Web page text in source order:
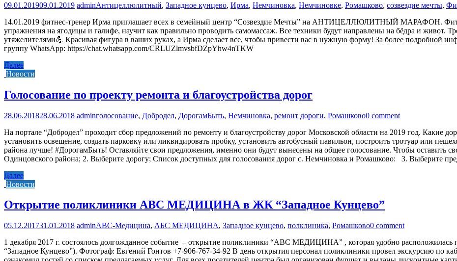
09.01.201909.01.2019 adminАнтицеллюлитный, Западное кунцево, Ирма, Немчиновка, Немчиновке, Ромашково, созвездие мечты,
14.01.2019 фитнес-тренер Ирма приглашает всех в семейный центр “Созвездие Мечты” на АНТИЦЕЛЛЮЛИТНЫЙ МАРАФОН.
упражнения на ягодицы и галифе, научит как правильно проводить самомассаж. Все техники будут направлены на бёдра и живот.
утяжелителями💪 Красивая фигура в ваших руках, а Ирма сделает все, чтобы привести вас в нужную форму! За более подробной
группу WhatsApp: https://chat.whatsapp.com/CRLUZlmvsbfDZpYhw4nTKW
Далее
Новости
Голосование по проекту ремонта и благоустройства дорог
28.06.201828.06.2018 adminголосование, Добродел, ДорогамБыть, Немчиновка, ремонт дороги, Ромашково0 comment
На портале “Добродел” проходит сбор предложений по ремонту и благоустройству дорог Московской области на 2019 год. Какие
установить освещение, создать парковку или ликвидировать пробку, установить автобусный павильон, построить тротуар или
района лучше! #ДорогамБыть! Оставляйте свои предложения, именно они будут вынесены на общее голосование. Чтобы оставить
Одинцовского района; 2. Выберите дорогу; Список доступных для голосования дорог с. Немчиновка и Ромашково: 3. Выберите
Далее
Новости
Открытие поликлиники ABC МЕДИЦИНА в ЖК “Западное Кунцево”
05.12.201731.01.2018 adminABC-Медицина, АБС МЕДИЦИНА, Западное кунцево, полклиника, Ромашково0 comment
1 декабря 2017 г. состоялось долгожданное событие – открытие поликлиники “ABC МЕДИЦИНА” , которая удобно
“Западное Кунцево”). Фотограф: Евгений Гонтов +7-906-767-34-92 В день открытия персонал поликлиники провел экскурсию по